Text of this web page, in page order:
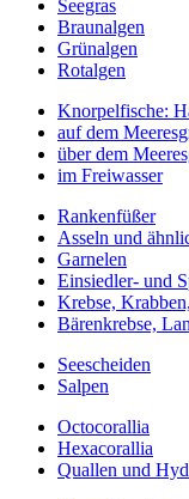
Seegras
Braunalgen
Grünalgen
Rotalgen
Knorpelfische:
auf dem
über dem
im Freiwasser
Rankenfüßer
Asseln und
Garnelen
Einsiedler- und
Krebse,
Bärenkrebse,
Seescheiden
Salpen
Octocorallia
Hexacorallia
Quallen und